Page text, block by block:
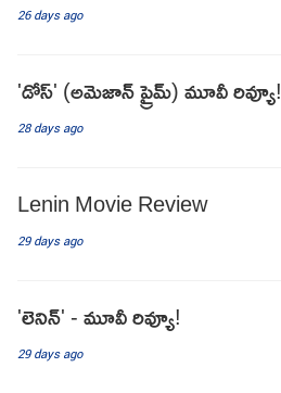
26 days ago
'డోస్' (అమెజాన్ ప్రైమ్) మూవీ రివ్యూ!
28 days ago
Lenin Movie Review
29 days ago
'లెనిన్' - మూవీ రివ్యూ!
29 days ago